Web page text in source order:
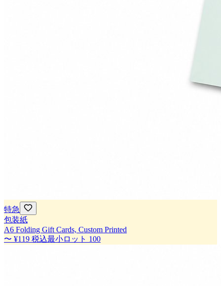
特急
包装紙
A6 Folding Gift Cards, Custom Printed
〜 ¥119 税込最小ロット 100